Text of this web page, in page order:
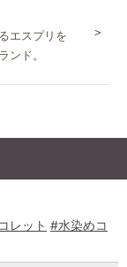
エスプリを
ンド。
＞
レット #水染めコ